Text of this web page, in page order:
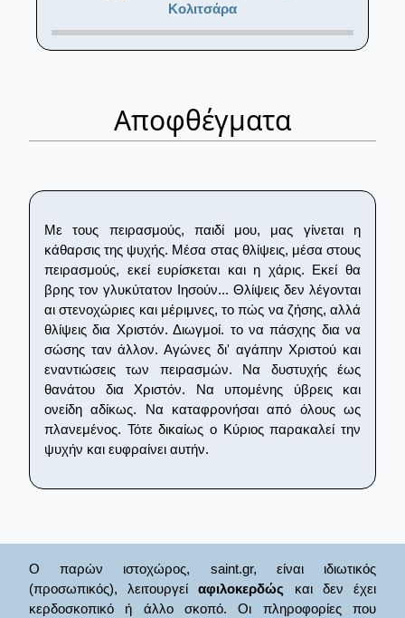
Κολιτσάρα
Αποφθέγματα
Με τους πειρασμούς, παιδί μου, μας γίνεται η
κάθαρσις της ψυχής. Μέσα στας θλίψεις, μέσα στους
πειρασμούς, εκεί ευρίσκεται και η χάρις. Εκεί θα
βρης τον γλυκύτατον Ιησούν... Θλίψεις δεν λέγονται
αι στενοχώριες και μέριμνες, το πώς να ζήσης, αλλά
θλίψεις δια Χριστόν. Διωγμοί. το να πάσχης δια να
σώσης ταν άλλον. Αγώνες δι' αγάπην Χριστού και
εναντιώσεις των πειρασμών. Να δυστυχής έως
θανάτου δια Χριστόν. Να υπομένης ύβρεις και
ονείδη αδίκως. Να καταφρονήσαι από όλους ως
πλανεμένος. Τότε δικαίως ο Κύριος παρακαλεί την
ψυχήν και ευφραίνει αυτήν.
Ο παρών ιστοχώρος, saint.gr, είναι ιδιωτικός
(προσωπικός), λειτουργείαφιλοκερδώς και δεν έχει
κερδοσκοπικό ή άλλο σκοπό. Οι πληροφορίες που